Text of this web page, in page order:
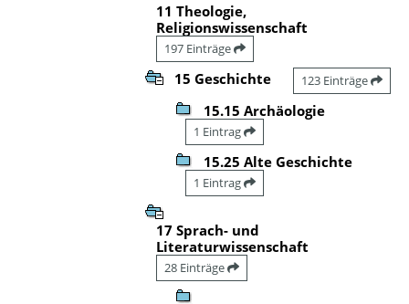
11 Theologie,
Religionswissenschaft
197 Einträge
15 Geschichte 123 Einträge
15.15 Archäologie
1 Eintrag
15.25 Alte Geschichte
1 Eintrag
17 Sprach- und
Literaturwissenschaft
28 Einträge